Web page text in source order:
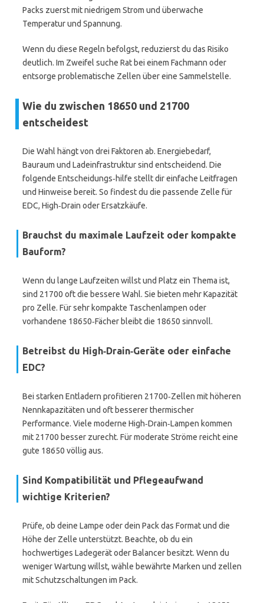
Packs zuerst mit niedrigem Strom und überwache
Temperatur und Spannung.
Wenn du diese Regeln befolgst, reduzierst du das Risiko
deutlich. Im Zweifel suche Rat bei einem Fachmann oder
entsorge problematische Zellen über eine Sammelstelle.
Wie du zwischen 18650 und 21700
entscheidest
Die Wahl hängt von drei Faktoren ab. Energiebedarf,
Bauraum und Ladeinfrastruktur sind entscheidend. Die
folgende Entscheidungs‑hilfe stellt dir einfache Leitfragen
und Hinweise bereit. So findest du die passende Zelle für
EDC, High‑Drain oder Ersatzkäufe.
Brauchst du maximale Laufzeit oder kompakte
Bauform?
Wenn du lange Laufzeiten willst und Platz ein Thema ist,
sind 21700 oft die bessere Wahl. Sie bieten mehr Kapazität
pro Zelle. Für sehr kompakte Taschenlampen oder
vorhandene 18650‑Fächer bleibt die 18650 sinnvoll.
Betreibst du High‑Drain‑Geräte oder einfache
EDC?
Bei starken Entladern profitieren 21700‑Zellen mit höheren
Nennkapazitäten und oft besserer thermischer
Performance. Viele moderne High‑Drain‑Lampen kommen
mit 21700 besser zurecht. Für moderate Ströme reicht eine
gute 18650 völlig aus.
Sind Kompatibilität und Pflegeaufwand
wichtige Kriterien?
Prüfe, ob deine Lampe oder dein Pack das Format und die
Höhe der Zelle unterstützt. Beachte, ob du ein
hochwertiges Ladegerät oder Balancer besitzt. Wenn du
weniger Wartung willst, wähle bewährte Marken und zellen
mit Schutzschaltungen im Pack.